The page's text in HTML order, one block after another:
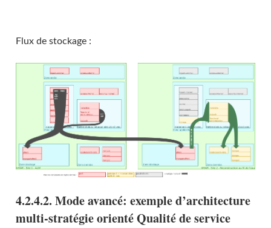
Flux de stockage :
4.2.4.2. Mode avancé: exemple d’architecture
multi-stratégie orienté Qualité de service